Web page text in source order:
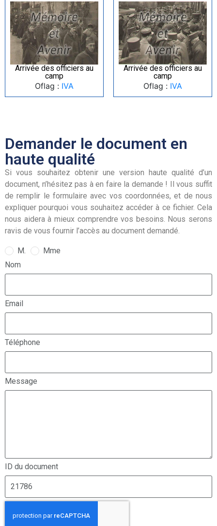
Arrivée des officiers au
camp
Oflag : IVA
Arrivée des officiers au
camp
Oflag : IVA
Demander le document en
haute qualité
Si vous souhaitez obtenir une version haute qualité d’un
document, n’hésitez pas à en faire la demande ! Il vous suffit
de remplir le formulaire avec vos coordonnées, et de nous
expliquer pourquoi vous souhaitez accéder à ce fichier. Cela
nous aidera à mieux comprendre vos besoins. Nous serons
ravis de vous fournir l’accès au document demandé.
M.
Mme
Nom
Email
Téléphone
Message
ID du document